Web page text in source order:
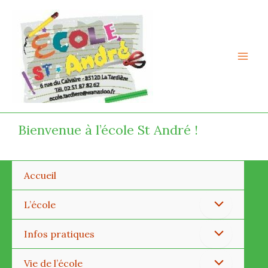
contenu
Bienvenue à l’école St André !
Accueil
L’école Permutateur
de
Menu
Infos pratiques Permutateur
de
Vie de l’école Permutateur